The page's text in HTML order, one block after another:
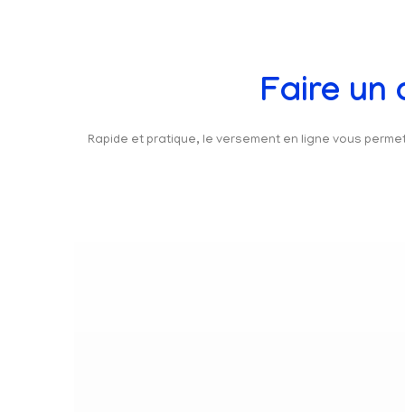
Faire un
Rapide et pratique, le versement en ligne vous